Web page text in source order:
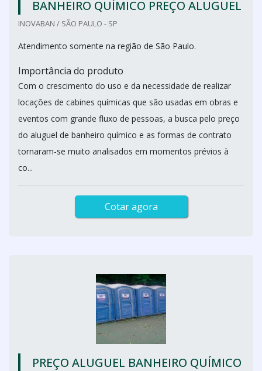
BANHEIRO QUÍMICO PREÇO ALUGUEL
INOVABAN / SÃO PAULO - SP
Atendimento somente na região de São Paulo.
Importância do produto
Com o crescimento do uso e da necessidade de realizar
locações de cabines químicas que são usadas em obras e
eventos com grande fluxo de pessoas, a busca pelo preço
do aluguel de banheiro químico e as formas de contrato
tornaram-se muito analisados em momentos prévios à
co...
Cotar agora
PREÇO ALUGUEL BANHEIRO QUÍMICO